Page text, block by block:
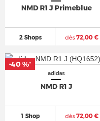
NMD R1 J Primeblue
2 Shops dès 72,00 €
adidas
NMD R1 J
1 Shop dès 72,00 €
-40 %*